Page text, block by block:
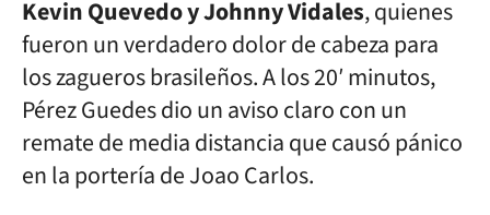
Kevin Quevedo y Johnny Vidales, quienes
fueron un verdadero dolor de cabeza para
los zagueros brasileños. A los 20′ minutos,
Pérez Guedes dio un aviso claro con un
remate de media distancia que causó pánico
en la portería de Joao Carlos.